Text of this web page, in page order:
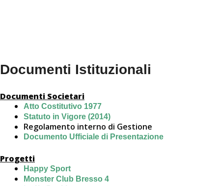
Documenti Istituzionali
Documenti Societari
Atto Costitutivo 1977
Statuto in Vigore (2014)
Regolamento interno di Gestione
Documento Ufficiale di Presentazione
Progetti
Happy Sport
Monster Club Bresso 4